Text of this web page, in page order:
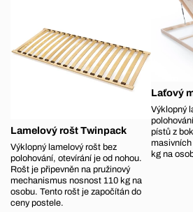
Lamelový rošt Twinpack
Výklopný lamelový rošt bez
polohování, otevírání je od nohou.
Rošt je připevněn na pružinový
mechanismus nosnost 110 kg na
osobu. Tento rošt je započítán do
ceny postele.
Laťový
Výklopný
pístů z
masivních
kg na